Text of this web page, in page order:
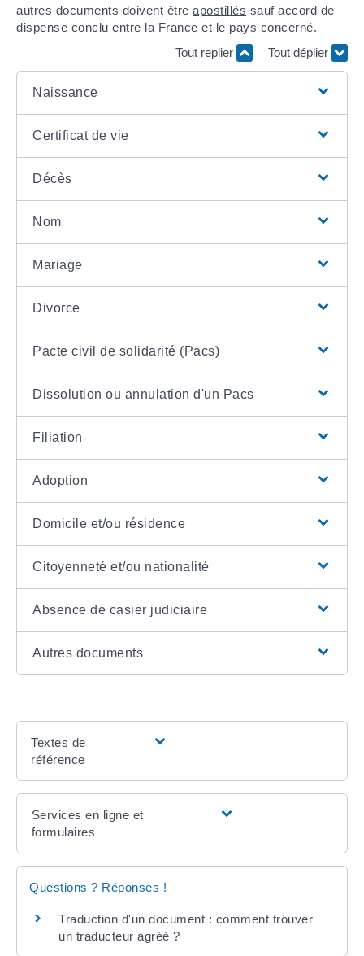
autres documents doivent être apostillés sauf accord de
dispense conclu entre la France et le pays concerné.
Tout replier
Tout déplier
Naissance
Certificat de vie
Décès
Nom
Mariage
Divorce
Pacte civil de solidarité (Pacs)
Dissolution ou annulation d'un Pacs
Filiation
Adoption
Domicile et/ou résidence
Citoyenneté et/ou nationalité
Absence de casier judiciaire
Autres documents
Textes de
référence
Services en ligne et
formulaires
Questions ? Réponses !
Traduction d'un document : comment trouver
un traducteur agréé ?